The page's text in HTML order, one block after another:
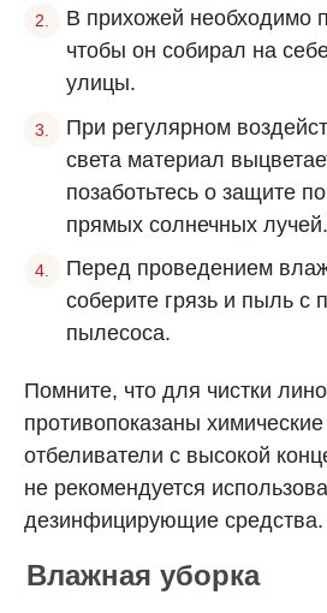
В прихожей необходимо
чтобы он собирал на
улицы.
При регулярном
света материал
позаботьтесь о защите
прямых солнечных лучей.
Перед проведением
соберите грязь и пыль с
пылесоса.
Помните, что для чистки
противопоказаны
отбеливатели с высокой
не рекомендуется
дезинфицирующие средства.
Влажная уборка